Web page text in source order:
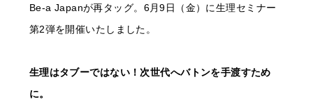
Be-a Japanが再タッグ。6月9日（金）に生理セミナー
第2弾を開催いたしました。
生理はタブーではない！次世代へバトンを手渡すため
に。